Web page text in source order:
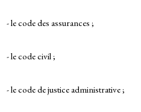
- le code des assurances ;
- le code civil ;
- le code de justice administrative ;